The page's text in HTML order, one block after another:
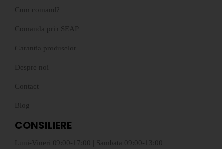
Cum comand?
Comanda prin SEAP
Garantia produselor
Despre noi
Contact
Blog
CONSILIERE
Luni-Vineri 09:00-17:00 | Sambata 09:00-13:00